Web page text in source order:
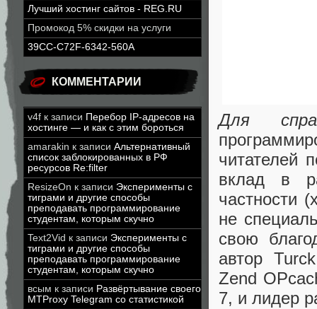
Лучший хостинг сайтов - REG.RU
Промокод 5% скидки на услуги
39CC-C72F-6342-560A
КОММЕНТАРИИ
v4f к записи Перебор IP-адресов на
хостинге — и как с этим бороться
amarakin к записи Альтернативный
список заблокированных в РФ
ресурсов Re:filter
ResizeOn к записи Эксперименты с
тиграми и другие способы
преподавать программирование
студентам, которым скучно
Text2Vid к записи Эксперименты с
тиграми и другие способы
преподавать программирование
студентам, которым скучно
всым к записи Развёртывание своего
MTProxy Telegram со статистикой
Для
читателей
вклад в
частности
не
свою
автор
Zend
7, и лидер